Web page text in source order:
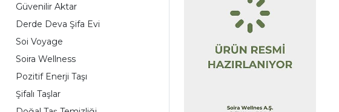
Güvenilir Aktar
Derde Deva Şifa Evi
Soi Voyage
Soira Wellness
Pozitif Enerji Taşı
Şifalı Taşlar